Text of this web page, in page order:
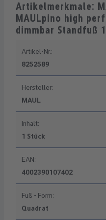
Artikelmerkmale:
MAULpino high
dimmbar Standfuß
Artikel-Nr.:
8252589
Hersteller:
MAUL
Inhalt:
1 Stück
EAN:
4002390107402
Fuß - Form:
Quadrat